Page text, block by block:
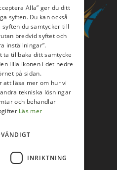
Alla” ger du ditt
syften. Du kan också
du samtycker till
bredvid syftet och
inställningar”.
ta tillbaka ditt samtycke
lilla ikonen i det nedre
på sidan.
att läsa mer om hur vi
tekniska lösningar
och behandlar
Läs mer
INRIKTNING